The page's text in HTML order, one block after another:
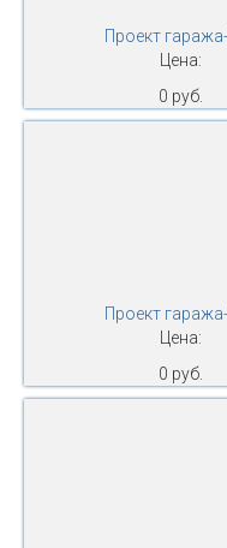
Проект
Цена:
0 руб.
Проект
Цена:
0 руб.